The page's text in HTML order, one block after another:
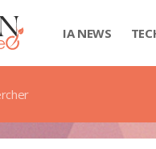
IA NEWS